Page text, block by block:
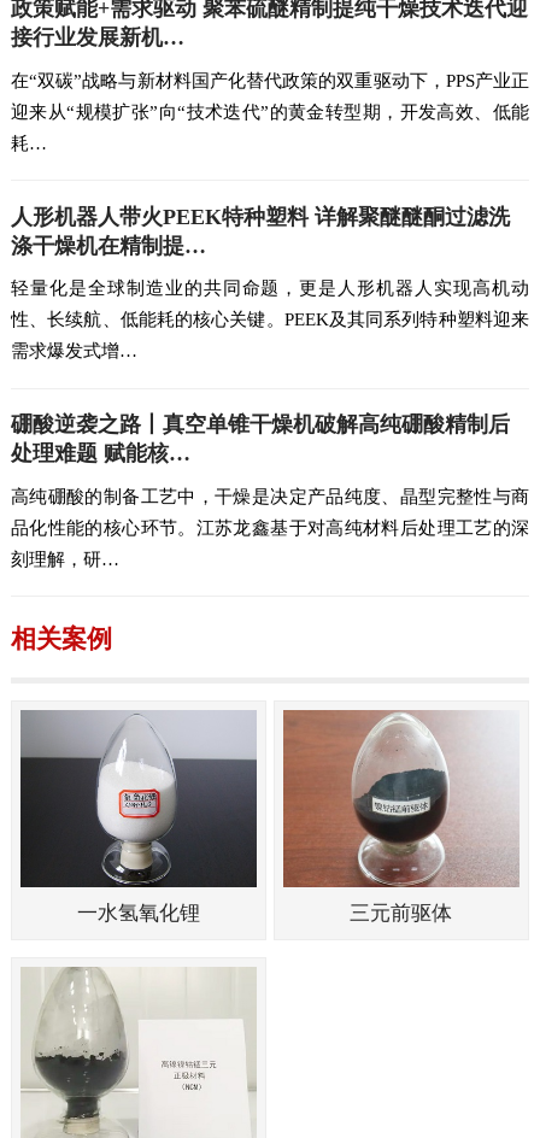
政策赋能+需求驱动 聚苯硫醚精制提纯干燥技术迭代迎
接行业发展新机…
在“双碳”战略与新材料国产化替代政策的双重驱动下，PPS产业正
迎来从“规模扩张”向“技术迭代”的黄金转型期，开发高效、低能
耗…
人形机器人带火PEEK特种塑料 详解聚醚醚酮过滤洗
涤干燥机在精制提…
轻量化是全球制造业的共同命题，更是人形机器人实现高机动
性、长续航、低能耗的核心关键。PEEK及其同系列特种塑料迎来
需求爆发式增…
硼酸逆袭之路丨真空单锥干燥机破解高纯硼酸精制后
处理难题 赋能核…
高纯硼酸的制备工艺中，干燥是决定产品纯度、晶型完整性与商
品化性能的核心环节。江苏龙鑫基于对高纯材料后处理工艺的深
刻理解，研…
相关案例
一水氢氧化锂 三元前驱体